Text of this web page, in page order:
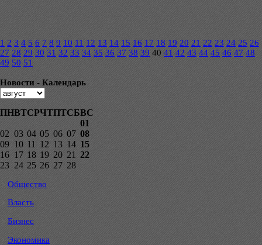
1 2 3 4 5 6 7 8 9 10 11 12 13 14 15 16 17 18 19 20 21 22 23 24 25 26
27 28 29 30 31 32 33 34 35 36 37 38 39 40 41 42 43 44 45 46 47 48
49 50 51
Новости - Календарь
ПНВТСРЧТПТСБВС
01
02 03 04 05 06 07 08
09 10 11 12 13 14 15
16 17 18 19 20 21
22
23 24 25 26 27 28
Общество
Власть
Бизнес
Экономика